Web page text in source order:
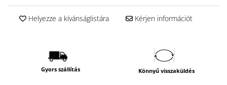
Helyezze a kívánságlistára Kérjen információt
Gyors szállítás Könnyű visszaküldés